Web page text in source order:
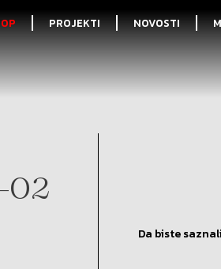
PROJEKTI NOVOSTI
02
Da biste